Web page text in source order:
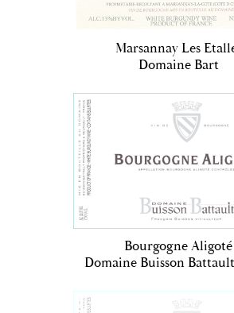
Marsannay Les
Domaine Bart
Bourgogne Aligoté
Domaine Buisson